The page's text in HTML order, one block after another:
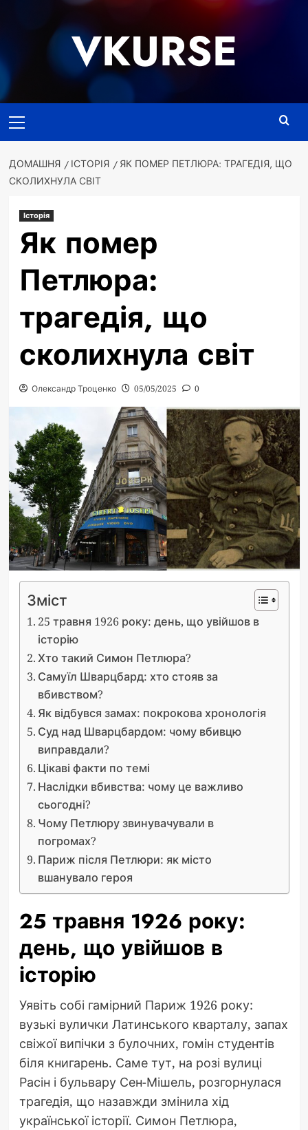
VKURSE
меню
ДОМАШНЯ ІСТОРІЯ
ЯК ПОМЕР ПЕТЛЮРА: ТРАГЕДІЯ, ЩО
СКОЛИХНУЛА СВІТ
Історія
Як помер
Петлюра:
трагедія, що
сколихнула світ
Олександр Троценко 05/05/2025 0
Зміст
25 травня 1926 року: день, що увійшов в
історію
Хто такий Симон Петлюра?
Самуїл Шварцбард: хто стояв за
вбивством?
Як відбувся замах: покрокова хронологія
Суд над Шварцбардом: чому вбивцю
виправдали?
Цікаві факти по темі
Наслідки вбивства: чому це важливо
сьогодні?
Чому Петлюру звинувачували в
погромах?
Париж після Петлюри: як місто
вшанувало героя
25 травня 1926 року:
день, що увійшов в
історію
Уявіть собі гамірний Париж 1926 року:
вузькі вулички Латинського кварталу, запах
свіжої випічки з булочних, гомін студентів
біля книгарень. Саме тут, на розі вулиці
Расін і бульвару Сен-Мішель, розгорнулася
трагедія, що назавжди змінила хід
української історії. Симон Петлюра,